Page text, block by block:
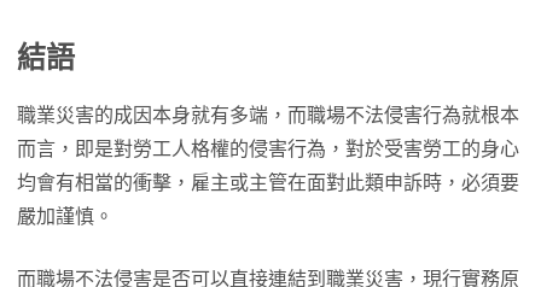
結語
職業災害的成因本身就有多端，而職場不法侵害行為就根本
而言，即是對勞工人格權的侵害行為，對於受害勞工的身心
均會有相當的衝擊，雇主或主管在面對此類申訴時，必須要
嚴加謹慎。
而職場不法侵害是否可以直接連結到職業災害，現行實務原